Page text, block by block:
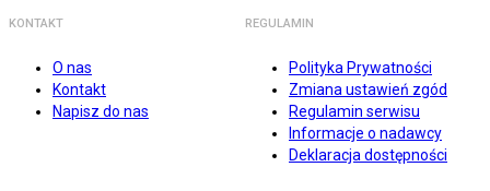
KONTAKT
O nas
Kontakt
Napisz do nas
REGULAMIN
Polityka Prywatności
Zmiana ustawień zgód
Regulamin serwisu
Informacje o nadawcy
Deklaracja dostępności